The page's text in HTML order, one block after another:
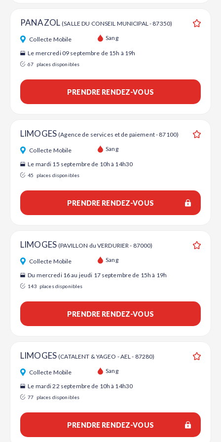
PANAZOL(SALLE DU CONSEIL MUNICIPAL - 87350)
Collecte Mobile Sang
Le mercredi 09 septembre de 15h à 19h
67 places disponibles
PRENDRE RENDEZ-VOUS
LIMOGES(Agence de services et de paiement - 87100)
Collecte Mobile Sang
Le mardi 15 septembre de 10h à 14h30
45 places disponibles
PRENDRE RENDEZ-VOUS
LIMOGES(PAVILLON du VERDURIER - 87000)
Collecte Mobile Sang
Du mercredi 16 au jeudi 17 septembre de 15h à 19h
143 places disponibles
PRENDRE RENDEZ-VOUS
LIMOGES(CATALENT & YAGEO - AEL - 87280)
Collecte Mobile Sang
Le mardi 22 septembre de 10h à 14h30
77 places disponibles
PRENDRE RENDEZ-VOUS